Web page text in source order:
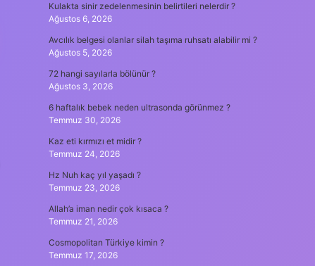
Kulakta sinir zedelenmesinin belirtileri nelerdir ?
Ağustos 6, 2026
Avcılık belgesi olanlar silah taşıma ruhsatı alabilir mi ?
Ağustos 5, 2026
72 hangi sayılarla bölünür ?
Ağustos 3, 2026
6 haftalık bebek neden ultrasonda görünmez ?
Temmuz 30, 2026
Kaz eti kırmızı et midir ?
Temmuz 24, 2026
Hz Nuh kaç yıl yaşadı ?
Temmuz 23, 2026
Allah’a iman nedir çok kısaca ?
Temmuz 21, 2026
Cosmopolitan Türkiye kimin ?
Temmuz 17, 2026